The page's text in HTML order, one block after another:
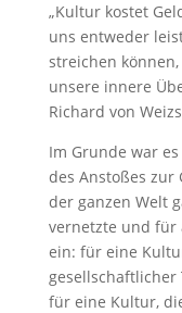
„Kultur kostet
uns entweder
streichen
unsere innere
Richard von
Im Grunde war
des Anstoßes
der ganzen Welt
vernetzte und für
ein: für eine
für eine Kultur,